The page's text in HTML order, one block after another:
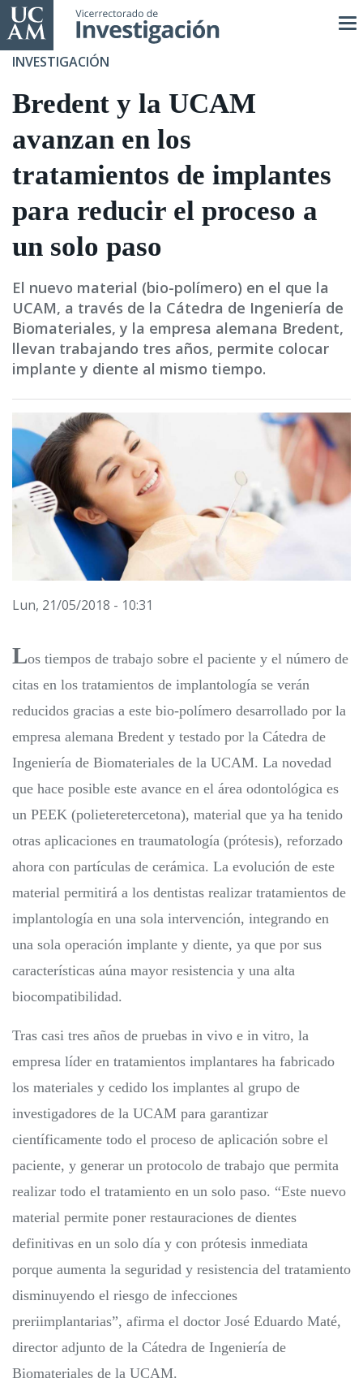
Pasar
al
contenido
INVESTIGACIÓN
Bredent y la UCAM
avanzan en los
tratamientos de implantes
para reducir el proceso a
un solo paso
El nuevo material (bio-polímero) en el que la
UCAM, a través de la Cátedra de Ingeniería de
Biomateriales, y la empresa alemana Bredent,
llevan trabajando tres años, permite colocar
implante y diente al mismo tiempo.
Lun, 21/05/2018 - 10:31
Los tiempos de trabajo sobre el paciente y el número de
citas en los tratamientos de implantología se verán
reducidos gracias a este bio-polímero desarrollado por la
empresa alemana Bredent y testado por la Cátedra de
Ingeniería de Biomateriales de la UCAM. La novedad
que hace posible este avance en el área odontológica es
un PEEK (polieteretercetona), material que ya ha tenido
otras aplicaciones en traumatología (prótesis), reforzado
ahora con partículas de cerámica. La evolución de este
material permitirá a los dentistas realizar tratamientos de
implantología en una sola intervención, integrando en
una sola operación implante y diente, ya que por sus
características aúna mayor resistencia y una alta
biocompatibilidad.
Tras casi tres años de pruebas in vivo e in vitro, la
empresa líder en tratamientos implantares ha fabricado
los materiales y cedido los implantes al grupo de
investigadores de la UCAM para garantizar
científicamente todo el proceso de aplicación sobre el
paciente, y generar un protocolo de trabajo que permita
realizar todo el tratamiento en un solo paso. “Este nuevo
material permite poner restauraciones de dientes
definitivas en un solo día y con prótesis inmediata
porque aumenta la seguridad y resistencia del tratamiento
disminuyendo el riesgo de infecciones
preriimplantarias”, afirma el doctor José Eduardo Maté,
director adjunto de la Cátedra de Ingeniería de
Biomateriales de la UCAM.